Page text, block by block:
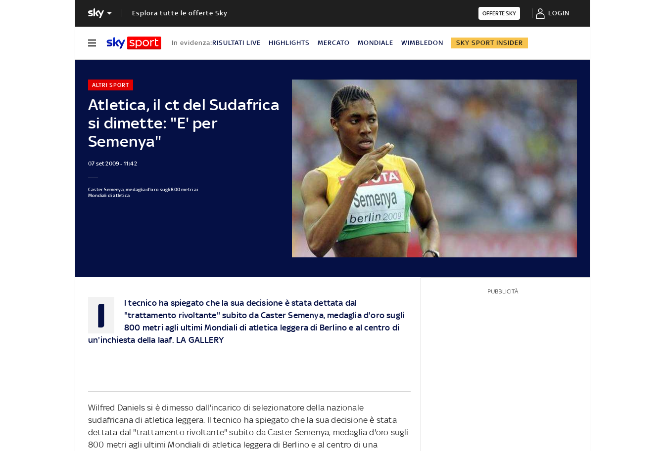
Esplora tutte le offerte Sky OFFERTE SKY LOGIN
In evidenza:RISULTATI LIVE HIGHLIGHTS MERCATO MONDIALE WIMBLEDON SKY SPORT INSIDER
Atletica, il ct del Sudafrica
si dimette: "E' per
Semenya"
ALTRI SPORT
07 set 2009 - 11:42
Caster Semenya, medaglia d'oro sugli 800 metri ai
Mondiali di atletica
I
l tecnico ha spiegato che la sua decisione è stata dettata dal
"trattamento rivoltante" subito da Caster Semenya, medaglia d'oro sugli
800 metri agli ultimi Mondiali di atletica leggera di Berlino e al centro di
un'inchiesta della Iaaf. LA GALLERY
Wilfred Daniels si è dimesso dall'incarico di selezionatore della nazionale
sudafricana di atletica leggera. Il tecnico ha spiegato che la sua decisione è stata
dettata dal "trattamento rivoltante" subito da Caster Semenya, medaglia d'oro sugli
800 metri agli ultimi Mondiali di atletica leggera di Berlino e al centro di una
PUBBLICITÀ